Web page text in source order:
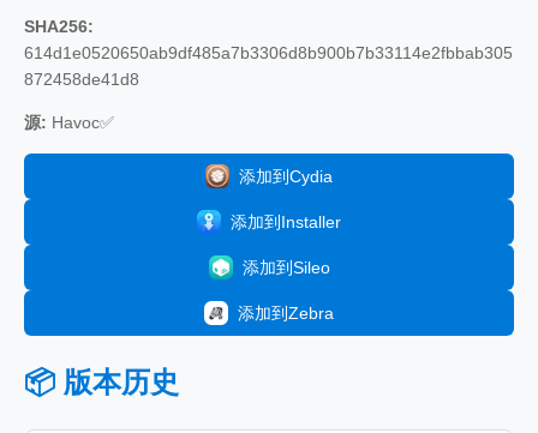
SHA256:
614d1e0520650ab9df485a7b3306d8b900b7b33114e2fbbab305
872458de41d8
源: Havoc✅
添加到Cydia
添加到Installer
添加到Sileo
添加到Zebra
📦 版本历史